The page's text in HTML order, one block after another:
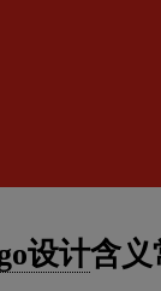
设计含义